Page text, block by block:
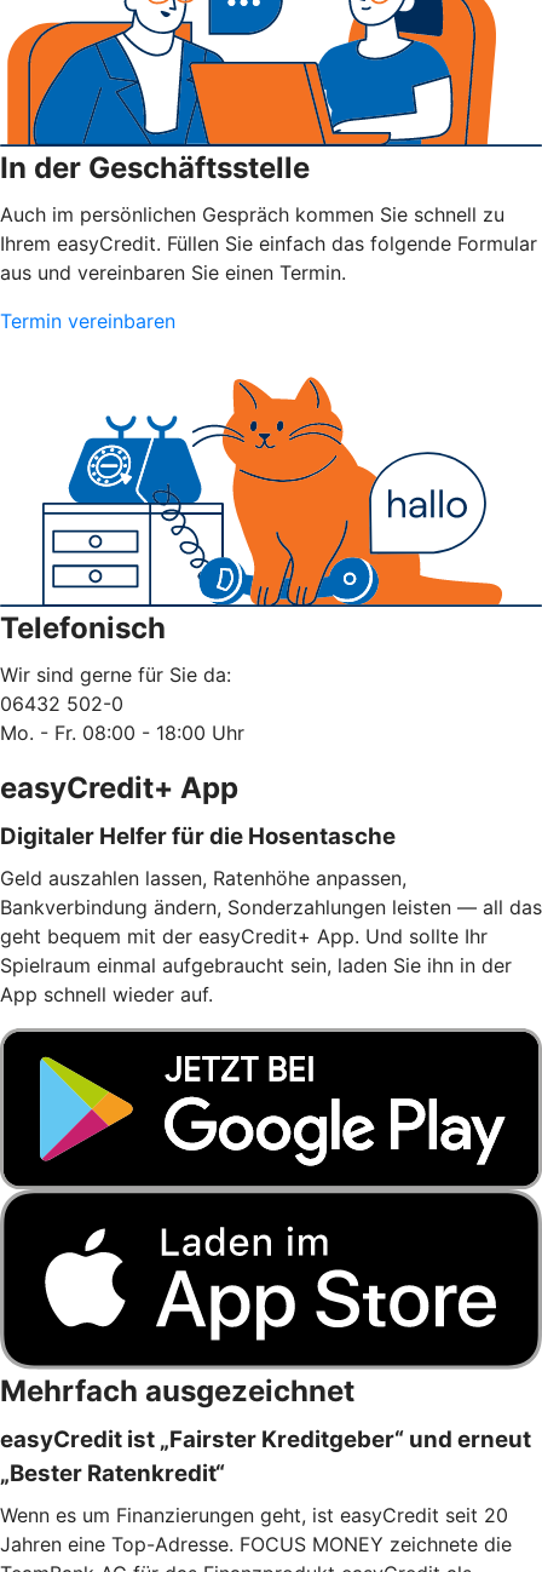
In der Geschäftsstelle
Auch im persönlichen Gespräch kommen Sie schnell zu
Ihrem easyCredit. Füllen Sie einfach das folgende Formular
aus und vereinbaren Sie einen Termin.
Termin vereinbaren
Telefonisch
Wir sind gerne für Sie da:
06432 502-0
Mo. - Fr. 08:00 - 18:00 Uhr
easyCredit+ App
Digitaler Helfer für die Hosentasche
Geld auszahlen lassen, Ratenhöhe anpassen,
Bankverbindung ändern, Sonderzahlungen leisten — all das
geht bequem mit der easyCredit+ App. Und sollte Ihr
Spielraum einmal aufgebraucht sein, laden Sie ihn in der
App schnell wieder auf.
Mehrfach ausgezeichnet
easyCredit ist „Fairster Kreditgeber“ und erneut
„Bester Ratenkredit“
Wenn es um Finanzierungen geht, ist easyCredit seit 20
Jahren eine Top-Adresse. FOCUS MONEY zeichnete die